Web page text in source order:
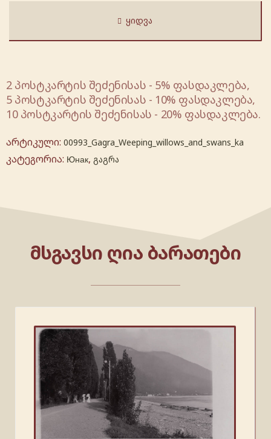
ᲧᲘᲓᲕᲐ
2 პოსტკარტის შეძენისას - 5% ფასდაკლება,
5 პოსტკარტის შეძენისას - 10% ფასდაკლება,
10 პოსტკარტის შეძენისას - 20% ფასდაკლება.
არტიკული: 00993_Gagra_Weeping_willows_and_swans_ka
კატეგორია: Юнак, გაგრა
ᲛᲡᲒᲐᲕᲡᲘ ᲦᲘᲐ ᲑᲐᲠᲐᲗᲔᲑᲘ